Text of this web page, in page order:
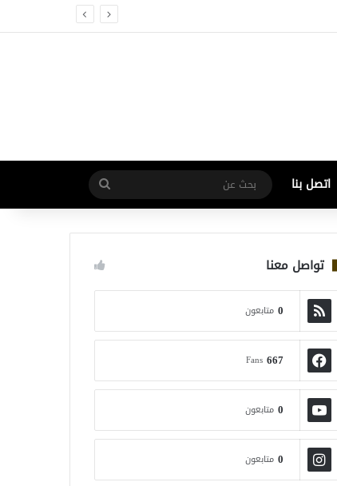
اتصل بنا
بحث
عن
تواصل معنا
0 متابعون
667
Fans
0 متابعون
0 متابعون